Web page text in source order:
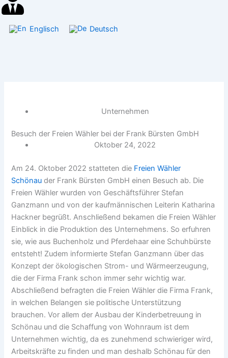
Englisch Deutsch
Unternehmen
Besuch der Freien Wähler bei der Frank Bürsten GmbH
Oktober 24, 2022
Am 24. Oktober 2022 statteten die Freien Wähler
Schönauder Frank Bürsten GmbH einen Besuch ab. Die
Freien Wähler wurden von Geschäftsführer Stefan
Ganzmann und von der kaufmännischen Leiterin Katharina
Hackner begrüßt. Anschließend bekamen die Freien Wähler
Einblick in die Produktion des Unternehmens. So erfuhren
sie, wie aus Buchenholz und Pferdehaar eine Schuhbürste
entsteht! Zudem informierte Stefan Ganzmann über das
Konzept der ökologischen Strom- und Wärmeerzeugung,
die der Firma Frank schon immer sehr wichtig war.
Abschließend befragten die Freien Wähler die Firma Frank,
in welchen Belangen sie politische Unterstützung
brauchen. Vor allem der Ausbau der Kinderbetreuung in
Schönau und die Schaffung von Wohnraum ist dem
Unternehmen wichtig, da es zunehmend schwieriger wird,
Arbeitskräfte zu finden und man deshalb Schönau für den